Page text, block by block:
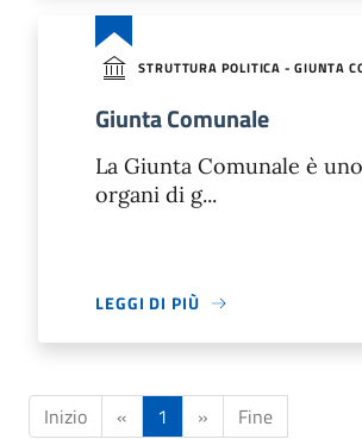
STRUTTURA POLITICA - GIUNTA
Giunta Comunale
La Giunta Comunale è
organi di g...
LEGGI DI PIÙ
Inizio « 1 » Fine